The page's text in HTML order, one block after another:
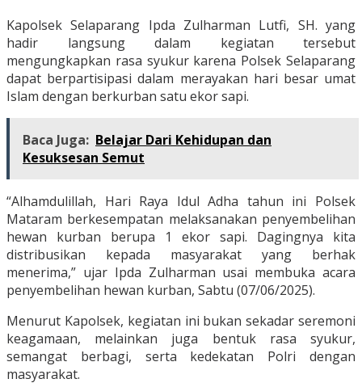
Kapolsek Selaparang Ipda Zulharman Lutfi, SH. yang
hadir langsung dalam kegiatan tersebut
mengungkapkan rasa syukur karena Polsek Selaparang
dapat berpartisipasi dalam merayakan hari besar umat
Islam dengan berkurban satu ekor sapi.
Baca Juga: Belajar Dari Kehidupan dan
Kesuksesan Semut
“Alhamdulillah, Hari Raya Idul Adha tahun ini Polsek
Mataram berkesempatan melaksanakan penyembelihan
hewan kurban berupa 1 ekor sapi. Dagingnya kita
distribusikan kepada masyarakat yang berhak
menerima,” ujar Ipda Zulharman usai membuka acara
penyembelihan hewan kurban, Sabtu (07/06/2025).
Menurut Kapolsek, kegiatan ini bukan sekadar seremoni
keagamaan, melainkan juga bentuk rasa syukur,
semangat berbagi, serta kedekatan Polri dengan
masyarakat.